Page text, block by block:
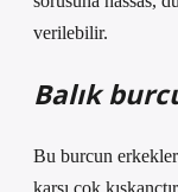
verilebilir.
Balık
Bu burcun
karşı çok